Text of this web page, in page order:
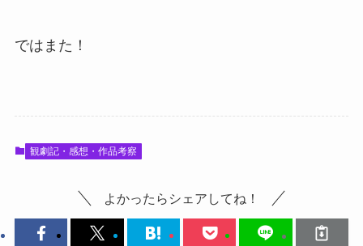
ではまた！
観劇記・感想・作品考察
よかったらシェアしてね！